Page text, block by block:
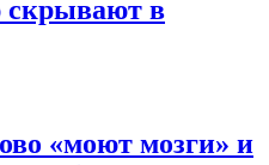
скрывают в
«моют мозги» и